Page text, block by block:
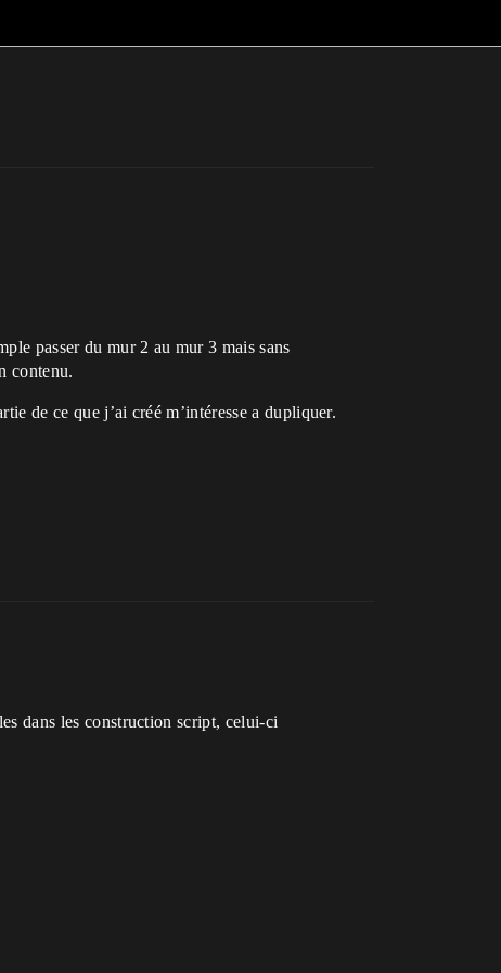
passer du mur 2 au mur 3 mais sans
contenu.
de ce que j’ai créé m’intéresse a dupliquer.
dans les construction script, celui-ci